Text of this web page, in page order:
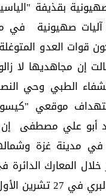
إلى استهداف مقاوميها
يدكون قوات العدو
إن مجاهديها لا
الطبي وحي
موقعي
أبو علي مصطفى
مدينة غزة
خلال المعارك